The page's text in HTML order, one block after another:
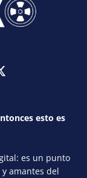
esto es
es un punto
amantes del